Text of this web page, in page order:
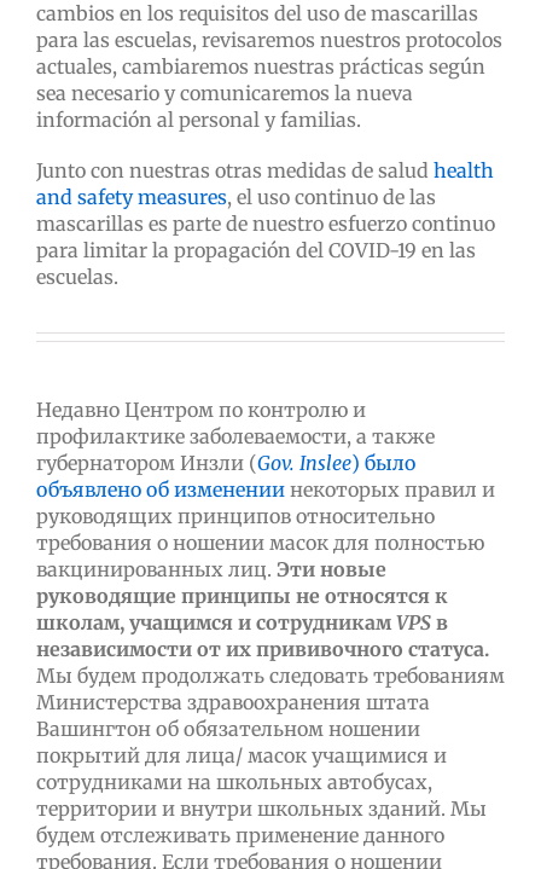
cambios en los requisitos del uso de mascarillas
para las escuelas, revisaremos nuestros protocolos
actuales, cambiaremos nuestras prácticas según
sea necesario y comunicaremos la nueva
información al personal y familias.
Junto con nuestras otras medidas de salud health
and safety measures, el uso continuo de las
mascarillas es parte de nuestro esfuerzo continuo
para limitar la propagación del COVID-19 en las
escuelas.
Недавно Центром по контролю и
профилактике заболеваемости, а также
губернатором Инзли (Gov. Inslee) было
объявлено об изменении некоторых правил и
руководящих принципов относительно
требования о ношении масок для полностью
вакцинированных лиц. Эти новые
руководящие принципы не относятся к
школам, учащимся и сотрудникамVPSв
независимости от их прививочного статуса.
Мы будем продолжать следовать требованиям
Министерства здравоохранения штата
Вашингтон об обязательном ношении
покрытий для лица/ масок учащимися и
сотрудниками на школьных автобусах,
территории и внутри школьных зданий. Мы
будем отслеживать применение данного
требования. Если требования о ношении